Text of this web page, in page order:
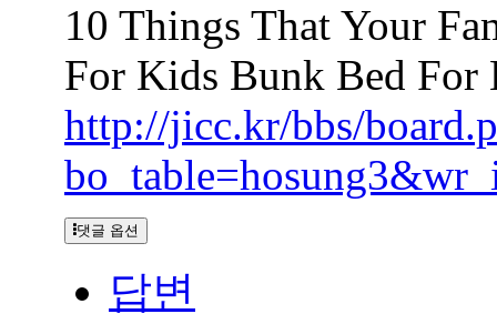
10 Things That Your
For Kids Bunk Bed For
http://jicc.kr/bbs/
댓글 옵션
답변